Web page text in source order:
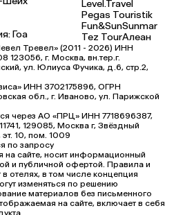
Гоа
Level.Travel
Pegas Touristik
Fun&SunSunmar
Tez TourАлеан
Тревел» (2011 - 2026) ИНН
123056, г. Москва, вн.тер.г.
ул. Юлиуса Фучика, д.6, стр.2,
ИНН 3702175896, ОГРН
обл., г. Иваново, ул. Парижской
через АО «ПРЦ» ИНН 7718696387,
129085, Москва г, Звёздный
10, пом. 1009
по запросу
сайте, носит информационный
и публичной офертой. Правила и
отелях, в том числе концепция
изменяться по решению
материалов без письменного
на сайте, включает в себя